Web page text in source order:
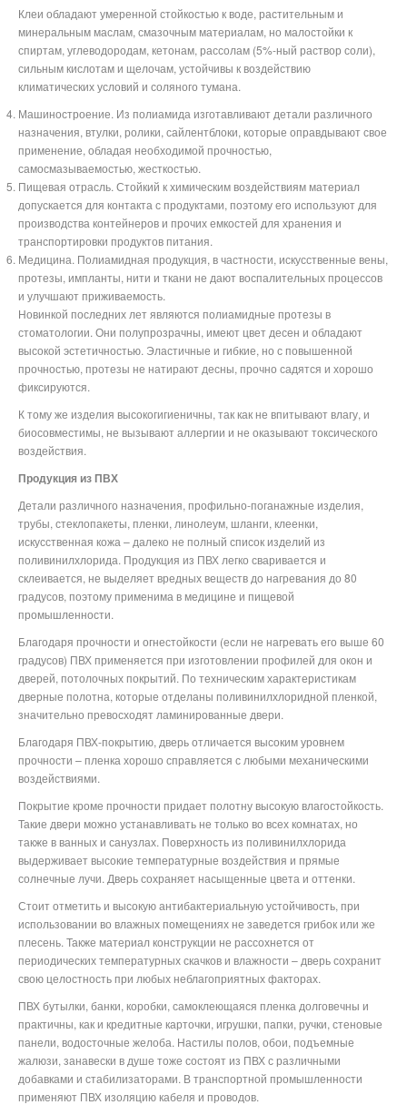
Клеи обладают умеренной стойкостью к воде, растительным и
минеральным маслам, смазочным материалам, но малостойки к
спиртам, углеводородам, кетонам, рассолам (5%-ный раствор соли),
сильным кислотам и щелочам, устойчивы к воздействию
климатических условий и соляного тумана.
Машиностроение. Из полиамида изготавливают детали различного
назначения, втулки, ролики, сайлентблоки, которые оправдывают свое
применение, обладая необходимой прочностью,
самосмазываемостью, жесткостью.
Пищевая отрасль. Стойкий к химическим воздействиям материал
допускается для контакта с продуктами, поэтому его используют для
производства контейнеров и прочих емкостей для хранения и
транспортировки продуктов питания.
Медицина. Полиамидная продукция, в частности, искусственные вены,
протезы, импланты, нити и ткани не дают воспалительных процессов
и улучшают приживаемость.
Новинкой последних лет являются полиамидные протезы в
стоматологии. Они полупрозрачны, имеют цвет десен и обладают
высокой эстетичностью. Эластичные и гибкие, но с повышенной
прочностью, протезы не натирают десны, прочно садятся и хорошо
фиксируются.
К тому же изделия высокогигиеничны, так как не впитывают влагу, и
биосовместимы, не вызывают аллергии и не оказывают токсического
воздействия.
Продукция из ПВХ
Детали различного назначения, профильно-поганажные изделия,
трубы, стеклопакеты, пленки, линолеум, шланги, клеенки,
искусственная кожа – далеко не полный список изделий из
поливинилхлорида. Продукция из ПВХ легко сваривается и
склеивается, не выделяет вредных веществ до нагревания до 80
градусов, поэтому применима в медицине и пищевой
промышленности.
Благодаря прочности и огнестойкости (если не нагревать его выше 60
градусов) ПВХ применяется при изготовлении профилей для окон и
дверей, потолочных покрытий. По техническим характеристикам
дверные полотна, которые отделаны поливинилхлоридной пленкой,
значительно превосходят ламинированные двери.
Благодаря ПВХ-покрытию, дверь отличается высоким уровнем
прочности – пленка хорошо справляется с любыми механическими
воздействиями.
Покрытие кроме прочности придает полотну высокую влагостойкость.
Такие двери можно устанавливать не только во всех комнатах, но
также в ванных и санузлах. Поверхность из поливинилхлорида
выдерживает высокие температурные воздействия и прямые
солнечные лучи. Дверь сохраняет насыщенные цвета и оттенки.
Стоит отметить и высокую антибактериальную устойчивость, при
использовании во влажных помещениях не заведется грибок или же
плесень. Также материал конструкции не рассохнется от
периодических температурных скачков и влажности – дверь сохранит
свою целостность при любых неблагоприятных факторах.
ПВХ бутылки, банки, коробки, самоклеющаяся пленка долговечны и
практичны, как и кредитные карточки, игрушки, папки, ручки, стеновые
панели, водосточные желоба. Настилы полов, обои, подъемные
жалюзи, занавески в душе тоже состоят из ПВХ с различными
добавками и стабилизаторами. В транспортной промышленности
применяют ПВХ изоляцию кабеля и проводов.